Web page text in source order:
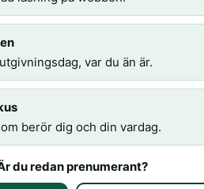
var du än är.
berör dig och din vardag.
du redan prenumerant?